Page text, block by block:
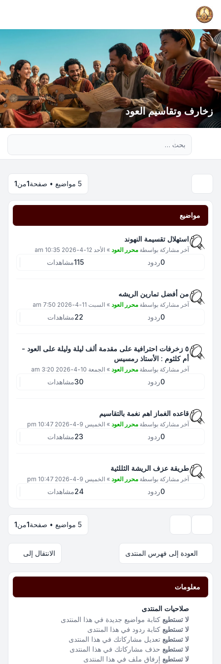
زخارف وتقاسيم العود
5 مواضيع • صفحة 1من1
مواضيع
استهلال تقسيمة النهوند
آخر مشاركة بواسطة محرر العود » الأحد 12-4-2026 10:35 am
0ردود 115مشاهدات
من أفضل تمارين الريشه
آخر مشاركة بواسطة محرر العود » السبت 11-4-2026 7:50 am
0ردود 22مشاهدات
٥ زخرفات احترافية على مقدمة ألف ليلة وليلة على العود -
أم كلثوم : الأستاذ رمسيس
آخر مشاركة بواسطة محرر العود » الجمعة 10-4-2026 3:20 am
0ردود 30مشاهدات
قاعده الغماز اهم نغمة بالتقاسيم
آخر مشاركة بواسطة محرر العود » الخميس 9-4-2026 10:47 pm
0ردود 23مشاهدات
طريقة عزف الريشة الثللثية
آخر مشاركة بواسطة محرر العود » الخميس 9-4-2026 10:47 pm
0ردود 24مشاهدات
5 مواضيع • صفحة 1من1
العودة إلى فهرس المنتدى الانتقال إلى
معلومات
صلاحيات المنتدى
لا تستطيع كتابة مواضيع جديدة في هذا المنتدى
لا تستطيع كتابة ردود في هذا المنتدى
لا تستطيع تعديل مشاركاتك في هذا المنتدى
لا تستطيع حذف مشاركاتك في هذا المنتدى
لا تستطيع إرفاق ملف في هذا المنتدى